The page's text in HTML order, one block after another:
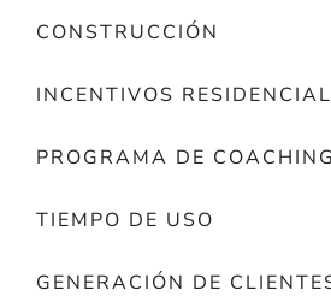
CONSTRUCCIÓN
INCENTIVOS
PROGRAMA DE
TIEMPO DE USO
GENERACIÓN DE